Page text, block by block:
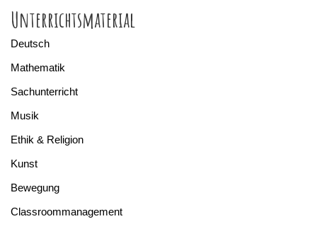
Unterrichtsmaterial
Deutsch
Mathematik
Sachunterricht
Musik
Ethik & Religion
Kunst
Bewegung
Classroommanagement